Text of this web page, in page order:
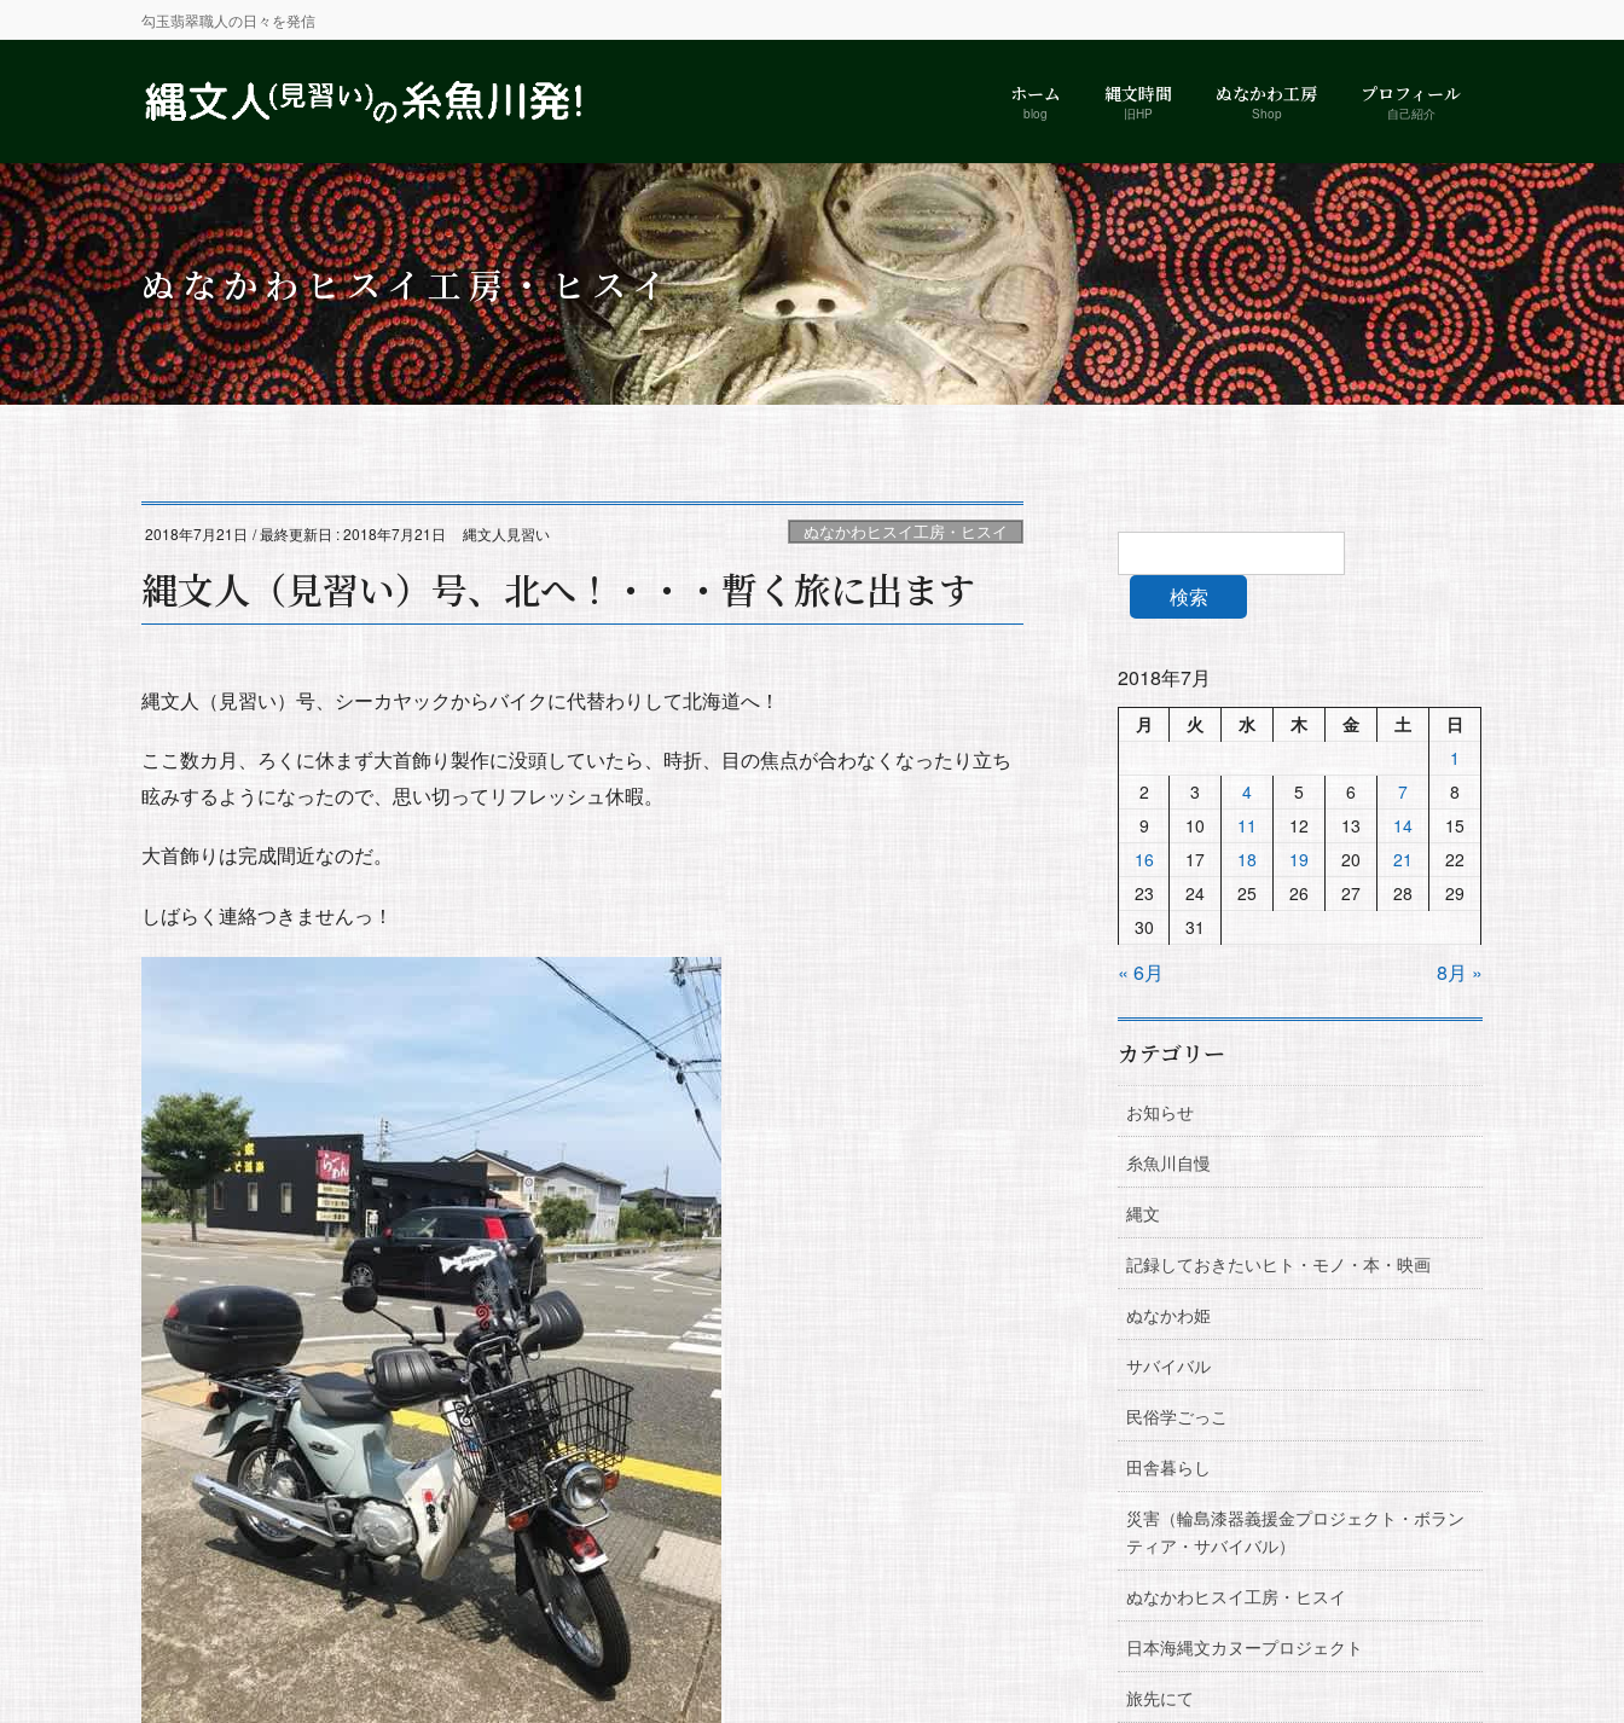
勾玉翡翠職人の日々を発信
ホーム
blog
縄文時間
旧HP
ぬなかわ工房
Shop
プロフィール
自己紹介
ぬなかわヒスイ工房・ヒスイ
2018年7月21日 / 最終更新日 :2018年7月21日 縄文人見習い ぬなかわヒスイ工房・ヒスイ
縄文人（見習い）号、北へ！・・・暫く旅に出ます
縄文人（見習い）号、シーカヤックからバイクに代替わりして北海道へ！
ここ数カ月、ろくに休まず大首飾り製作に没頭していたら、時折、目の焦点が合わなくなったり立ち
眩みするようになったので、思い切ってリフレッシュ休暇。
大首飾りは完成間近なのだ。
しばらく連絡つきませんっ！
検索
2018年7月
月 火 水 木 金 土
日
1
2
3 4 5 6 7
8
9
10 11 12 13 14
15
16
17 18 19 20 21
22
23
24 25 26 27 28
29
30
31
« 6月 8月 »
カテゴリー
お知らせ
糸魚川自慢
縄文
記録しておきたいヒト・モノ・本・映画
ぬなかわ姫
サバイバル
民俗学ごっこ
田舎暮らし
災害（輪島漆器義援金プロジェクト・ボラン
ティア・サバイバル）
ぬなかわヒスイ工房・ヒスイ
日本海縄文カヌープロジェクト
旅先にて